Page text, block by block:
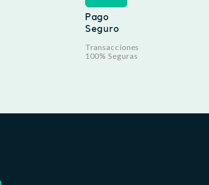
Pago
Seguro
Transacciones
100% Seguras